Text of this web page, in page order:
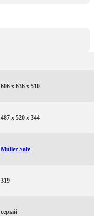
606 x 636 x 510
487 x 520 x 344
Muller Safe
319
серый